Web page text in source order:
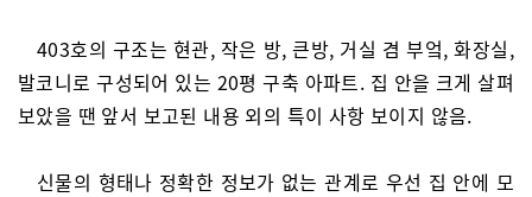
403호의 구조는 현관, 작은 방, 큰방, 거실 겸 부엌, 화장실,
발코니로 구성되어 있는 20평 구축 아파트. 집 안을 크게 살펴
보았을 땐 앞서 보고된 내용 외의 특이 사항 보이지 않음.
신물의 형태나 정확한 정보가 없는 관계로 우선 집 안에 모